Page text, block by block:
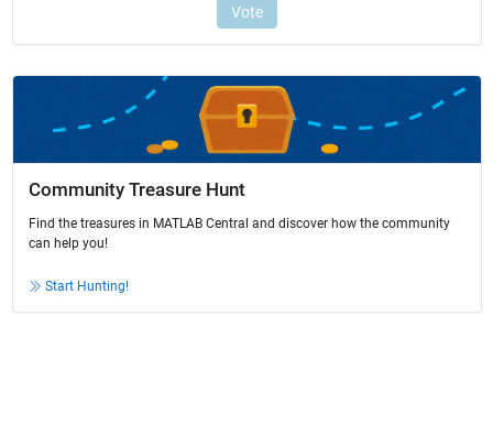
Community Treasure Hunt
Find the treasures in MATLAB Central and discover how the community
can help you!
Start Hunting!